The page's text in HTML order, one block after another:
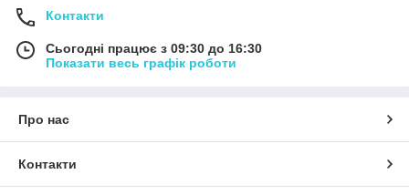
Контакти
Сьогодні працює з 09:30 до 16:30
Показати весь графік роботи
Про нас
Контакти